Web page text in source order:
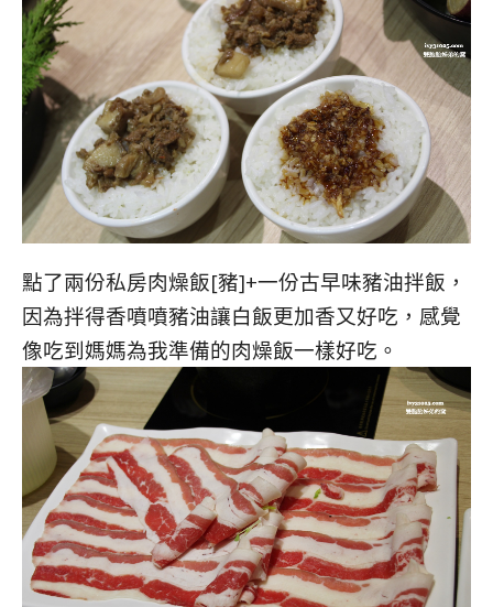
點了兩份私房肉燥飯[豬]+一份古早味豬油拌飯，
因為拌得香噴噴豬油讓白飯更加香又好吃，感覺
像吃到媽媽為我準備的肉燥飯一樣好吃。